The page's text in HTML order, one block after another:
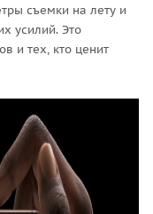
съемки на лету и
усилий. Это
и тех, кто ценит